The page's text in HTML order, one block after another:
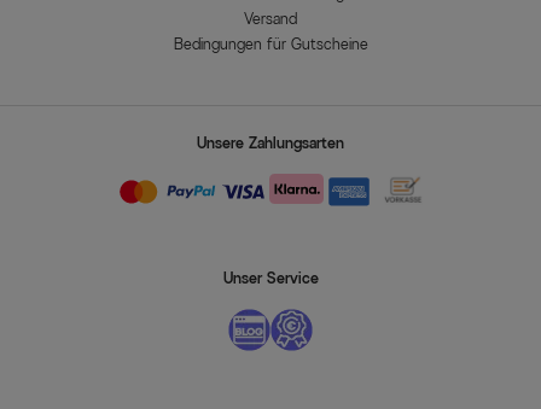
Versand
Bedingungen für Gutscheine
Unsere Zahlungsarten
Unser Service